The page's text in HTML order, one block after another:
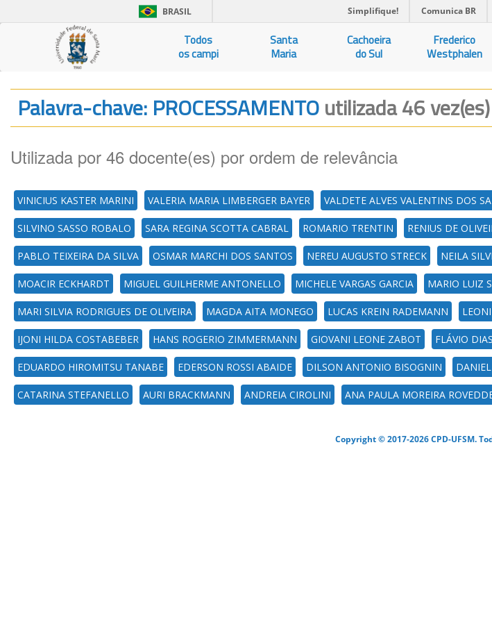
BRASIL Simplifique! Comunica BR
Todos
os campi
Santa
Maria
Cachoeira
do Sul
Frederico
Westphalen
Palavra-chave: PROCESSAMENTOutilizada 46 vez(es)
Utilizada por 46 docente(es) por ordem de relevância
VINICIUS KASTER MARINI VALERIA MARIA LIMBERGER BAYER VALDETE ALVES VALENTINS DOS
SILVINO SASSO ROBALO SARA REGINA SCOTTA CABRAL ROMARIO TRENTIN RENIUS DE
PABLO TEIXEIRA DA SILVA OSMAR MARCHI DOS SANTOS NEREU AUGUSTO STRECK NEILA
MOACIR ECKHARDT MIGUEL GUILHERME ANTONELLO MICHELE VARGAS GARCIA MARIO LUIZ
MARI SILVIA RODRIGUES DE OLIVEIRA MAGDA AITA MONEGO LUCAS KREIN RADEMANN
IJONI HILDA COSTABEBER HANS ROGERIO ZIMMERMANN GIOVANI LEONE ZABOT FLÁVIO
EDUARDO HIROMITSU TANABE EDERSON ROSSI ABAIDE DILSON ANTONIO BISOGNIN
CATARINA STEFANELLO AURI BRACKMANN ANDREIA CIROLINI ANA PAULA MOREIRA
Copyright © 2017-2026 CPD-UFSM.